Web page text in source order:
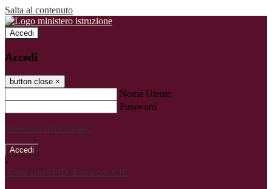
Salta al contenuto
Accedi
Accedi
button close ×
Nome Utente
Password
Password dimenticata?
-
Entra con SPID Entra con CIE